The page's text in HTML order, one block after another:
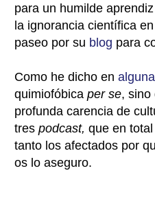
para un humilde
la ignorancia científica
paseo por su blog para
Como he dicho en
quimiofóbica per se, sino
profunda carencia de
tres podcast, que en
tanto los afectados por
os lo aseguro.